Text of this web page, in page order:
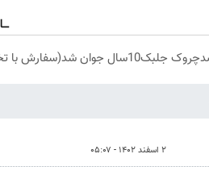
۲ اسفند ۱۴۰۲ - ۰۵:۰۷